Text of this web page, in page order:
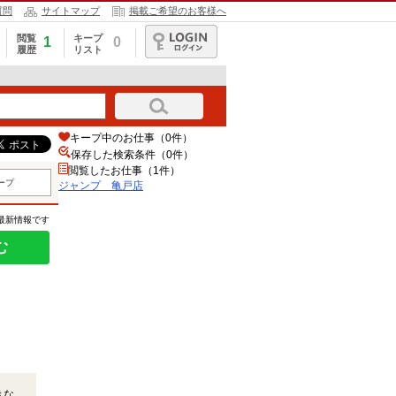
問 サイトマップ 掲載ご希望のお客様へ
閲覧
履歴
1
キープ
リスト
0
ログイン
プ
新情報です
キープ中のお仕事（0件）
保存した検索条件（0件）
閲覧したお仕事（1件）
ジャンプ 亀戸店